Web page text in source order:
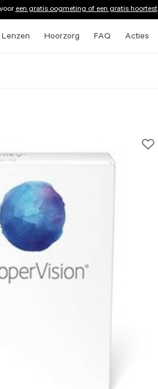
een gratis oogmeting of een gratis hoortest
Lenzen Hoorzorg FAQ Acties